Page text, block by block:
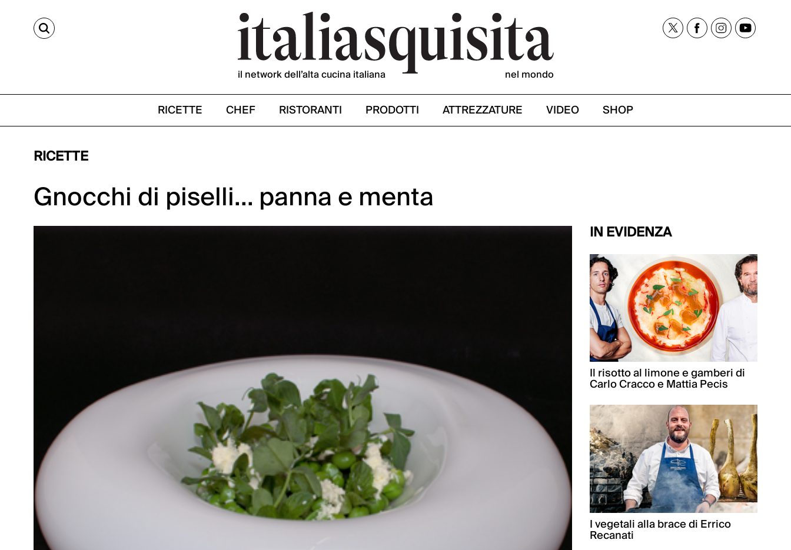
CERCA
il network dell’alta cucina italiana nel mondo
RICETTE CHEF RISTORANTI PRODOTTI ATTREZZATURE VIDEO SHOP
RICETTE
Gnocchi di piselli... panna e menta
IN EVIDENZA
Il risotto al limone e gamberi di
Carlo Cracco e Mattia Pecis
I vegetali alla brace di Errico
Recanati